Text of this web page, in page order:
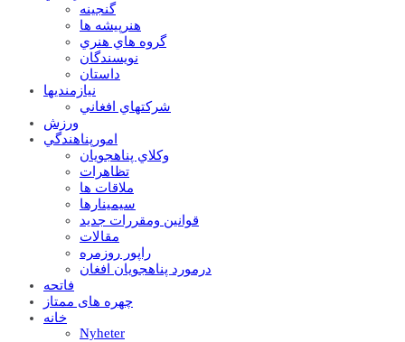
گنجينه
هنرپيشه ها
گروه هاي هنري
نويسندگان
داستان
نيازمنديها
شرکتهاي افغاني
ورزش
امورپناهندگي
وکلاي پناهجويان
تظاهرات
ملاقات ها
سيمينارها
قوانين ومقررات جديد
مقالات
راپور روزمره
درمورد پناهجويان افغان
فاتحه
چهره های ممتاز
خانه
Nyheter